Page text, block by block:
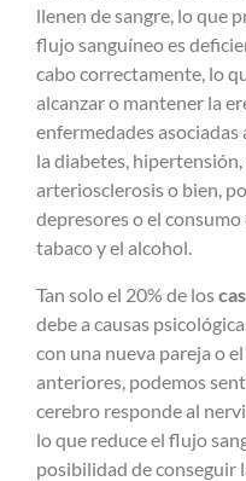
llenen de sangre, lo que
flujo sanguíneo es
cabo correctamente, lo
alcanzar o mantener la
enfermedades
la diabetes,
arteriosclerosis o bien,
depresores o el
tabaco y el alcohol.
Tan solo el 20% de los
debe a causas
con una nueva pareja o
anteriores, podemos
cerebro responde al
lo que reduce el flujo
posibilidad de conseguir